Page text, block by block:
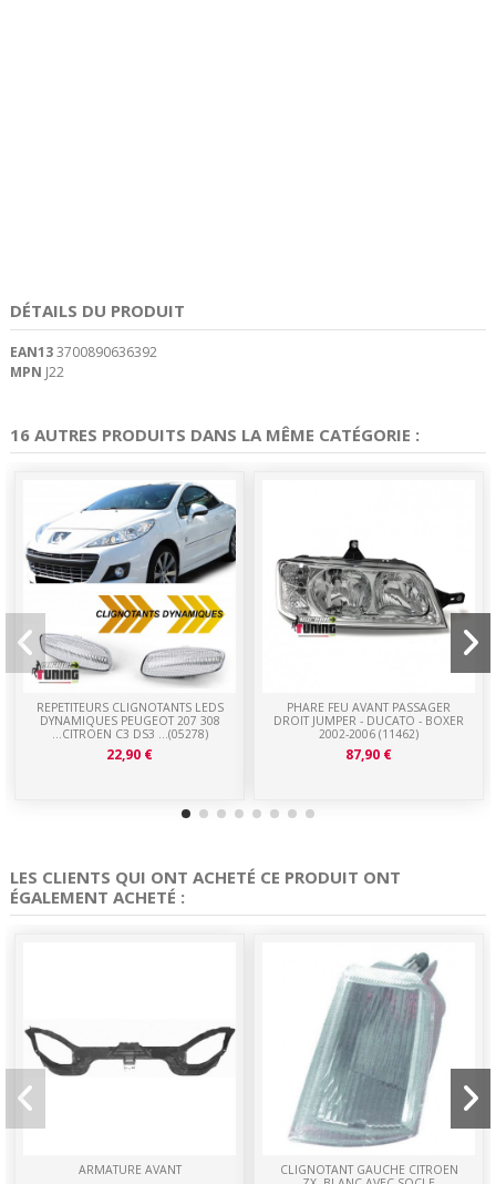
DÉTAILS DU PRODUIT
EAN133700890636392
MPN J22
16 AUTRES PRODUITS DANS LA MÊME CATÉGORIE :
REPETITEURS CLIGNOTANTS LEDS
DYNAMIQUES PEUGEOT 207 308
...CITROEN C3 DS3 ...(05278)
22,90 €
PHARE FEU AVANT PASSAGER
DROIT JUMPER - DUCATO - BOXER
2002-2006 (11462)
87,90 €
LES CLIENTS QUI ONT ACHETÉ CE PRODUIT ONT
ÉGALEMENT ACHETÉ :
ARMATURE AVANT
CLIGNOTANT GAUCHE CITROEN